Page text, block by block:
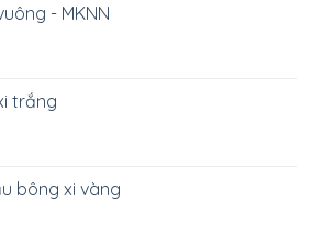
- MKNN
trắng
bông xi vàng